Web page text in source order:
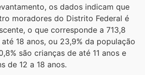
os dados indicam que
moradores do Distrito Federal é
o que corresponde a 713,8
18 anos, ou 23,9% da população
são crianças de até 11 anos e
de 12 a 18 anos.